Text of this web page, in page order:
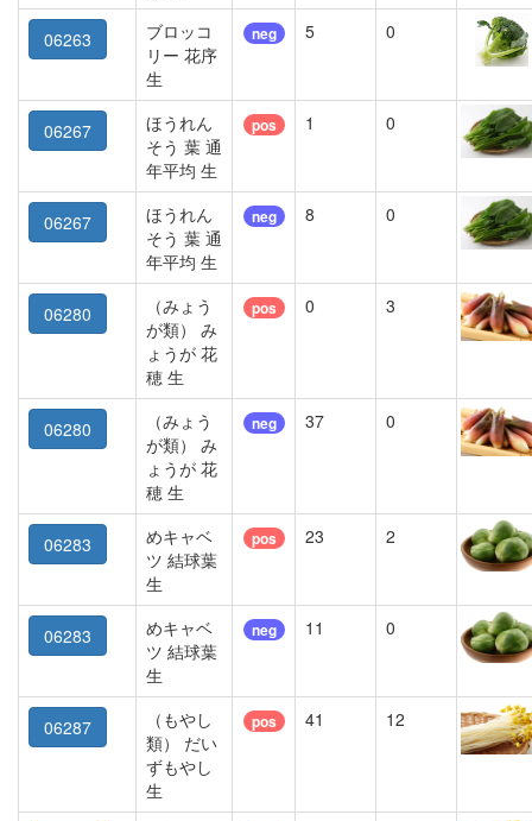
06263
ブロッコ
リー 花序
生
neg 5 0
06267
ほうれん
そう 葉 通
年平均 生
pos 1 0
06267
ほうれん
そう 葉 通
年平均 生
neg 8 0
06280
（みょう
が類） み
ょうが 花
穂 生
pos 0 3
06280
（みょう
が類） み
ょうが 花
穂 生
neg 37 0
06283
めキャベ
ツ 結球葉
生
pos 23 2
06283
めキャベ
ツ 結球葉
生
neg 11 0
06287
（もやし
類） だい
ずもやし
生
pos 41 12